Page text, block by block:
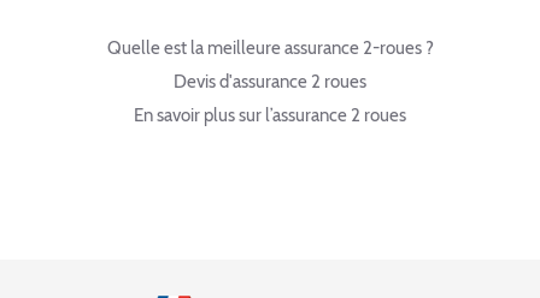
Quelle est la meilleure assurance 2-roues ?
Devis d'assurance 2 roues
En savoir plus sur l’assurance 2 roues